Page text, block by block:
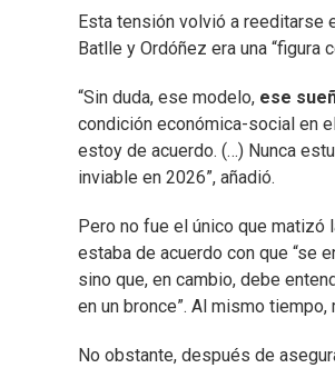
Esta tensión volvió a reeditarse
Batlle y Ordóñez era una
“Sin duda, ese modelo, ese
condición económica-social en
estoy de acuerdo. (…) Nunca
inviable en 2026”, añadió.
Pero no fue el único que matizó
estaba de acuerdo con que “se
sino que, en cambio, debe
en un bronce”. Al mismo
No obstante, después de